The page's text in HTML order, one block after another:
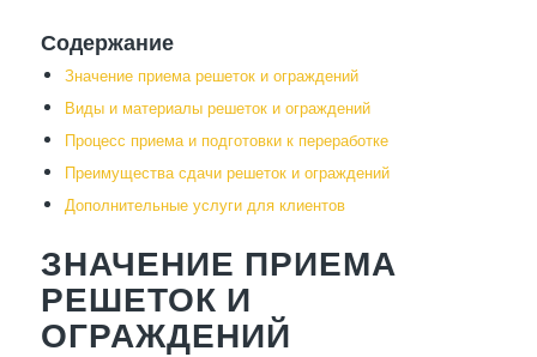
Содержание
Значение приема решеток и ограждений
Виды и материалы решеток и ограждений
Процесс приема и подготовки к переработке
Преимущества сдачи решеток и ограждений
Дополнительные услуги для клиентов
ЗНАЧЕНИЕ ПРИЕМА
РЕШЕТОК И
ОГРАЖДЕНИЙ